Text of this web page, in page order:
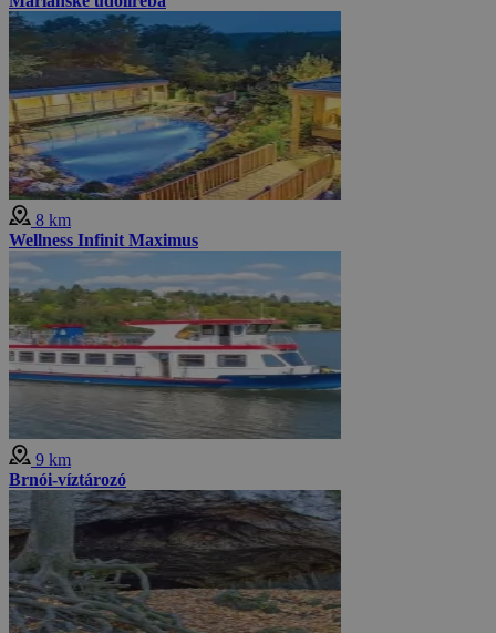
8 km
Wellness Infinit Maximus
9 km
Brnói-víztározó